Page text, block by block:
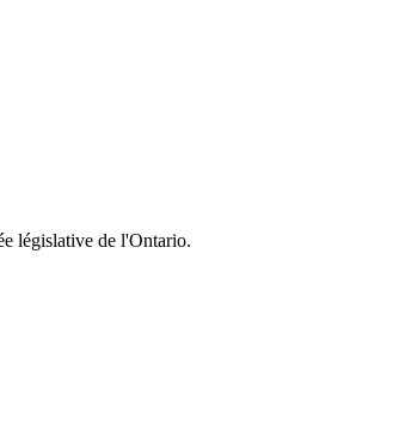
législative de l'Ontario.